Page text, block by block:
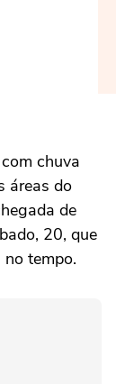
chuva
áreas do
de
20, que
tempo.